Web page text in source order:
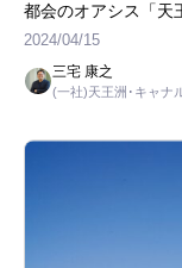
都会のオアシス「天
2024/04/15
三宅 康之
(一社)天王洲･キャナ